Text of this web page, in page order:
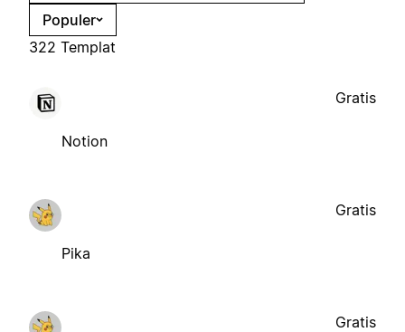
Populer
322 Templat
Notion
Gratis
Pika
Gratis
Gratis